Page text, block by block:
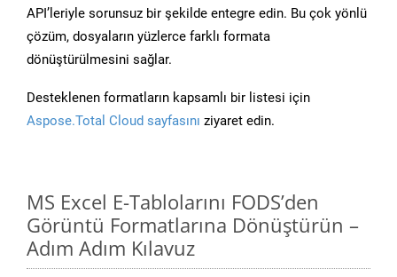
API’leriyle sorunsuz bir şekilde entegre edin. Bu çok yönlü
çözüm, dosyaların yüzlerce farklı formata
dönüştürülmesini sağlar.
Desteklenen formatların kapsamlı bir listesi için
Aspose.Total Cloud sayfasını ziyaret edin.
MS Excel E-Tablolarını FODS’den
Görüntü Formatlarına Dönüştürün –
Adım Adım Kılavuz